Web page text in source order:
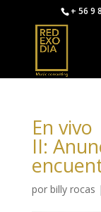
+ 56 9
En vivo
II:
por billy rocas |